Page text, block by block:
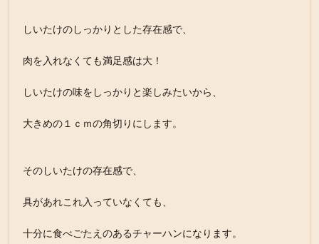
しいたけのしっかりとした存在感で、
肉を入れなくても満足感は大！
しいたけの味をしっかりと楽しみたいから、
大きめの１ｃｍの角切りにします。
そのしいたけの存在感で、
具があれこれ入っていなくても、
十分に食べごたえのあるチャーハンになります。